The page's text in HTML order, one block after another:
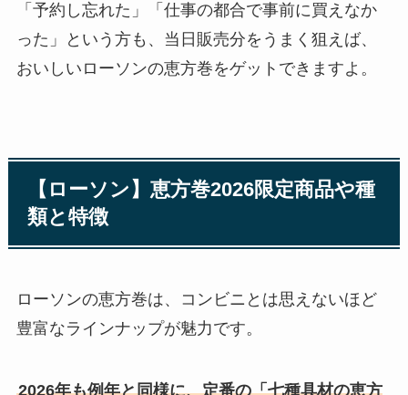
「予約し忘れた」「仕事の都合で事前に買えなか
った」という方も、当日販売分をうまく狙えば、
おいしいローソンの恵方巻をゲットできますよ。
【ローソン】恵方巻2026限定商品や種
類と特徴
ローソンの恵方巻は、コンビニとは思えないほど
豊富なラインナップが魅力です。
2026年も例年と同様に、定番の「七種具材の恵方